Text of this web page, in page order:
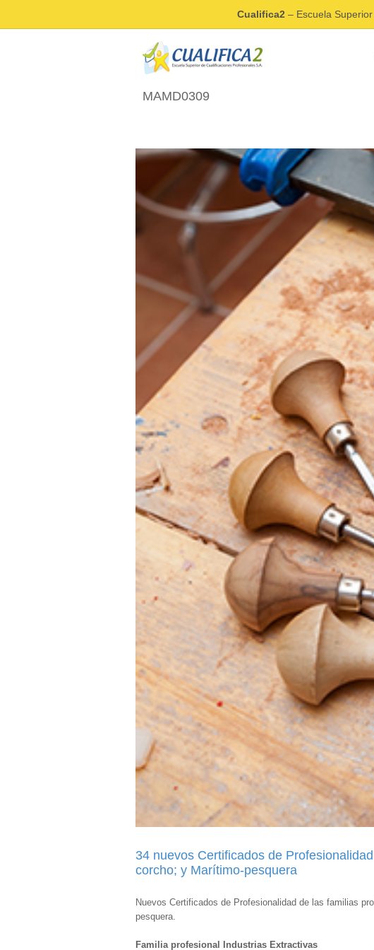
Cualifica2 – Escuela
MAMD0309
34 nuevos Certificados de
corcho; y Marítimo-pesquera
Nuevos Certificados de Profesionalidad de las familias
pesquera.
Familia profesional Industrias Extractivas